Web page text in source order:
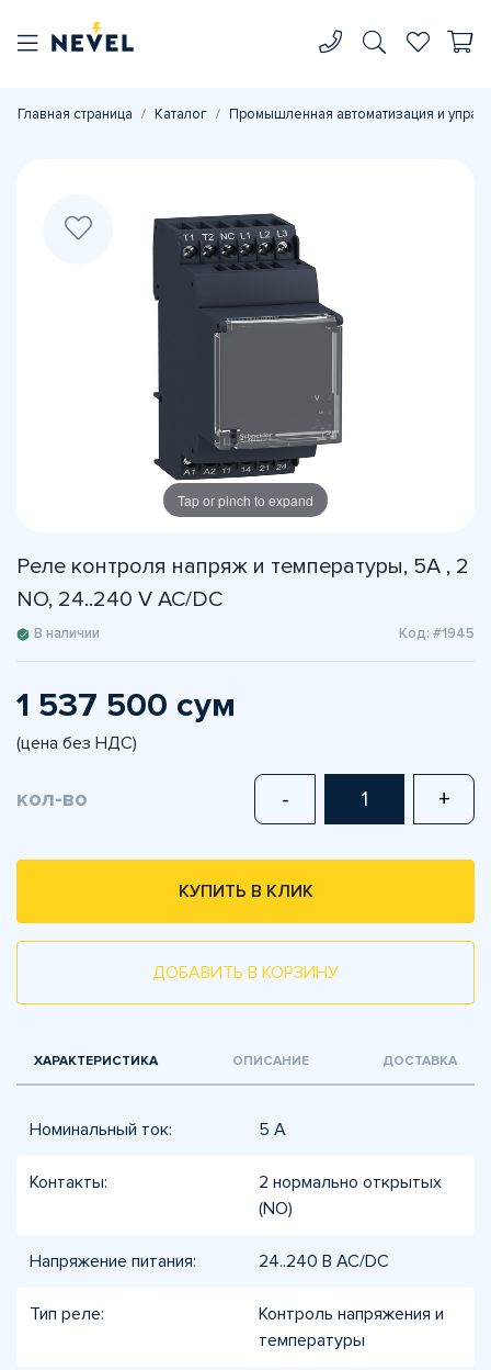
Главная страница Каталог Промышленная автоматизация и
Tap or pinch to expand
Реле контроля напряж и температуры, 5А , 2
NO, 24..240 V AC/DC
В наличии Код: #1945
1 537 500 сум
(цена без НДС)
кол-во - +
КУПИТЬ В КЛИК
ДОБАВИТЬ В КОРЗИНУ
ХАРАКТЕРИСТИКА ОПИСАНИЕ ДОСТАВКА
Номинальный ток: 5 А
Контакты:
2 нормально открытых
(NO)
Напряжение питания: 24..240 В AC/DC
Тип реле:
Контроль напряжения и
температуры